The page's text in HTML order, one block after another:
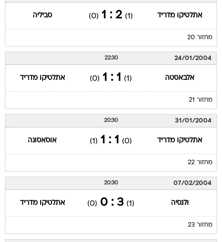
אתלטיקו מדריד (1)
2 : 1
(0) סביליה
מחזור 20
24/01/2004
22:30
אלבאסטה (1)
1 : 1
(0) אתלטיקו מדריד
מחזור 21
31/01/2004
20:30
אתלטיקו מדריד (0)
1 : 1
(1) אוסאסונה
מחזור 22
07/02/2004
20:30
ולנסיה (1)
3 : 0
(0) אתלטיקו מדריד
מחזור 23